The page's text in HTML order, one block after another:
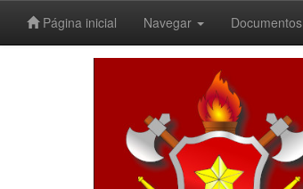
Página inicial Navegar Documentos